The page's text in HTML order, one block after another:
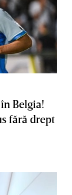
Belgia!
fără drept